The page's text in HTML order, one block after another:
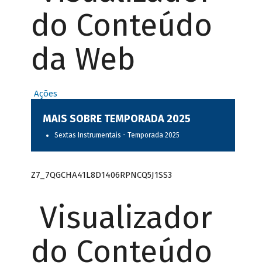
do Conteúdo
da Web
Ações
MAIS SOBRE TEMPORADA 2025
Sextas Instrumentais - Temporada 2025
Z7_7QGCHA41L8D1406RPNCQ5J1SS3
Visualizador
do Conteúdo